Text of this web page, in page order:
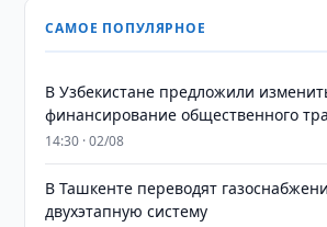
САМОЕ ПОПУЛЯРНОЕ
В Узбекистане предложили
финансирование общественного
14:30 · 02/08
В Ташкенте переводят
двухэтапную систему